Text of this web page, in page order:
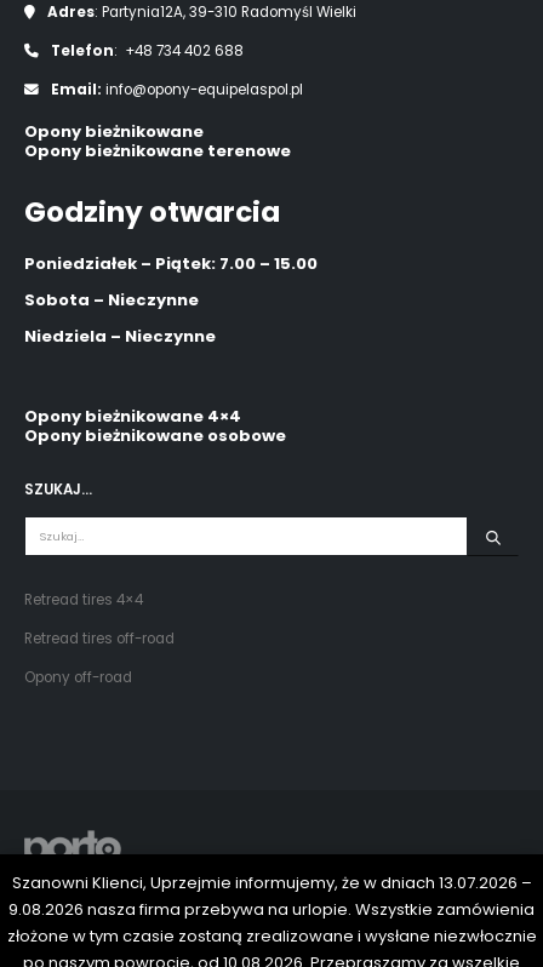
Adres: Partynia12A, 39-310 Radomyśl Wielki
Telefon: +48 734 402 688
Email: info@opony-equipelaspol.pl
Opony bieżnikowane
Opony bieżnikowane terenowe
Godziny otwarcia
Poniedziałek – Piątek: 7.00 – 15.00
Sobota – Nieczynne
Niedziela – Nieczynne
Opony bieżnikowane 4×4
Opony bieżnikowane osobowe
SZUKAJ…
Retread tires 4×4
Retread tires off-road
Opony off-road
© Copyright 2024. All Rights Reserved.
Szanowni Klienci, Uprzejmie informujemy, że w dniach 13.07.2026 –
9.08.2026 nasza firma przebywa na urlopie. Wszystkie zamówienia
złożone w tym czasie zostaną zrealizowane i wysłane niezwłocznie